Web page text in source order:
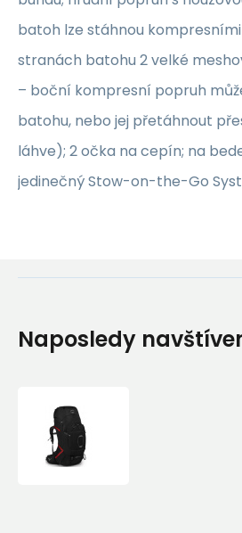
batoh lze stáhnou
stranách batohu 2 velké
– boční kompresní popruh
batohu, nebo jej přetáhnout
láhve); 2 očka na cepín; na
jedinečný Stow-on-the-Go
Naposledy